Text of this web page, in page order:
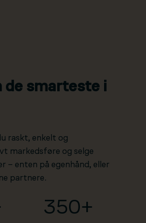
de smarteste i
raskt, enkelt og
markedsføre og selge
– enten på egenhånd, eller
partnere.
350+